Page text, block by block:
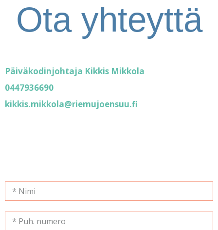
Ota yhteyttä
Päiväkodinjohtaja Kikkis Mikkola
0447936690
kikkis.mikkola@riemujoensuu.fi